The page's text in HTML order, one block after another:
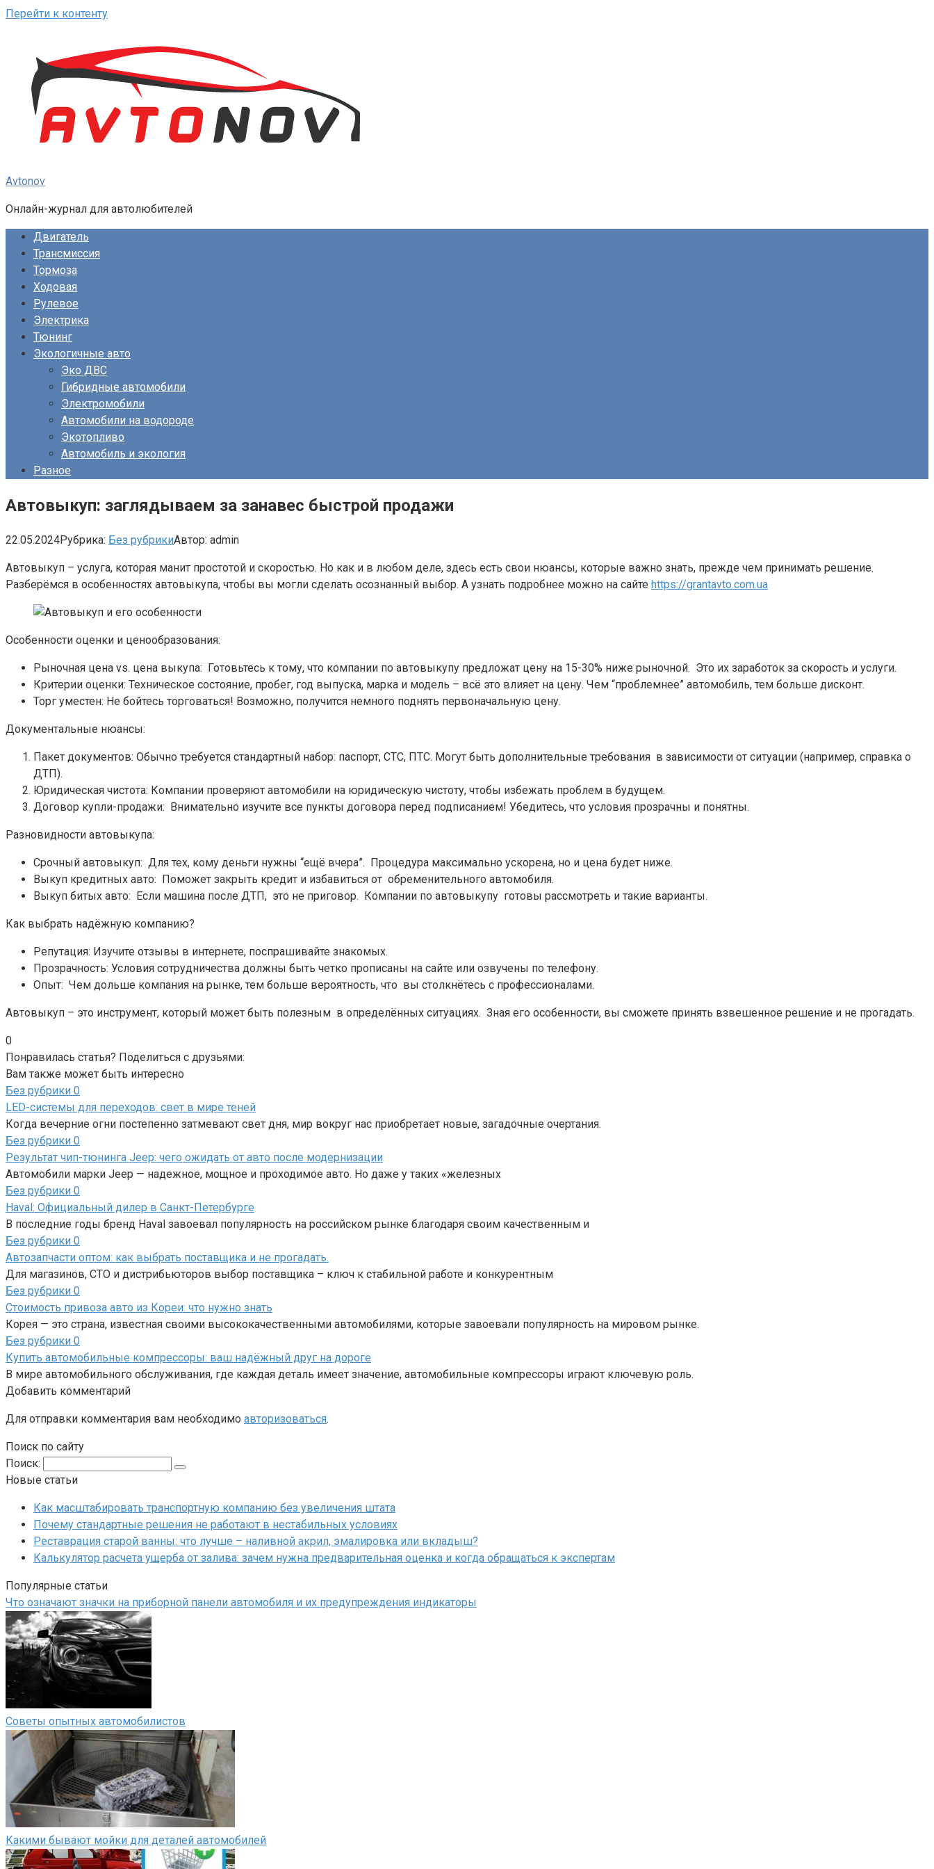
Перейти к контенту
Avtonov
Онлайн-журнал для автолюбителей
Двигатель
Трансмиссия
Тормоза
Ходовая
Рулевое
Электрика
Тюнинг
Экологичные авто
Эко ДВС
Гибридные автомобили
Электромобили
Автомобили на водороде
Экотопливо
Автомобиль и экология
Разное
Автовыкуп: заглядываем за занавес быстрой продажи
22.05.2024Рубрика: Без рубрикиАвтор: admin
Автовыкуп – услуга, которая манит простотой и скоростью. Но как и в любом деле, здесь есть свои нюансы, которые важно знать, прежде чем принимать решение.
Разберёмся в особенностях автовыкупа, чтобы вы могли сделать осознанный выбор. А узнать подробнее можно на сайте https://grantavto.com.ua
Особенности оценки и ценообразования:
Рыночная цена vs. цена выкупа: Готовьтесь к тому, что компании по автовыкупу предложат цену на 15-30% ниже рыночной. Это их заработок за скорость и услуги.
Критерии оценки: Техническое состояние, пробег, год выпуска, марка и модель – всё это влияет на цену. Чем “проблемнее” автомобиль, тем больше дисконт.
Торг уместен: Не бойтесь торговаться! Возможно, получится немного поднять первоначальную цену.
Документальные нюансы:
Пакет документов: Обычно требуется стандартный набор: паспорт, СТС, ПТС. Могут быть дополнительные требования в зависимости от ситуации (например, справка о
ДТП).
Юридическая чистота: Компании проверяют автомобили на юридическую чистоту, чтобы избежать проблем в будущем.
Договор купли-продажи: Внимательно изучите все пункты договора перед подписанием! Убедитесь, что условия прозрачны и понятны.
Разновидности автовыкупа:
Срочный автовыкуп: Для тех, кому деньги нужны “ещё вчера”. Процедура максимально ускорена, но и цена будет ниже.
Выкуп кредитных авто: Поможет закрыть кредит и избавиться от обременительного автомобиля.
Выкуп битых авто: Если машина после ДТП, это не приговор. Компании по автовыкупу готовы рассмотреть и такие варианты.
Как выбрать надёжную компанию?
Репутация: Изучите отзывы в интернете, поспрашивайте знакомых.
Прозрачность: Условия сотрудничества должны быть четко прописаны на сайте или озвучены по телефону.
Опыт: Чем дольше компания на рынке, тем больше вероятность, что вы столкнётесь с профессионалами.
Автовыкуп – это инструмент, который может быть полезным в определённых ситуациях. Зная его особенности, вы сможете принять взвешенное решение и не прогадать.
0
Понравилась статья? Поделиться с друзьями:
Вам также может быть интересно
Без рубрики 0
LED-системы для переходов: свет в мире теней
Когда вечерние огни постепенно затмевают свет дня, мир вокруг нас приобретает новые, загадочные очертания.
Без рубрики 0
Результат чип-тюнинга Jeep: чего ожидать от авто после модернизации
Автомобили марки Jeep — надежное, мощное и проходимое авто. Но даже у таких «железных
Без рубрики 0
Haval: Официальный дилер в Санкт-Петербурге
В последние годы бренд Haval завоевал популярность на российском рынке благодаря своим качественным и
Без рубрики 0
Автозапчасти оптом: как выбрать поставщика и не прогадать.
Для магазинов, СТО и дистрибьюторов выбор поставщика – ключ к стабильной работе и конкурентным
Без рубрики 0
Стоимость привоза авто из Кореи: что нужно знать
Корея — это страна, известная своими высококачественными автомобилями, которые завоевали популярность на мировом рынке.
Без рубрики 0
Купить автомобильные компрессоры: ваш надёжный друг на дороге
В мире автомобильного обслуживания, где каждая деталь имеет значение, автомобильные компрессоры играют ключевую роль.
Добавить комментарий
Для отправки комментария вам необходимо авторизоваться.
Поиск по сайту
Поиск:
Новые статьи
Как масштабировать транспортную компанию без увеличения штата
Почему стандартные решения не работают в нестабильных условиях
Реставрация старой ванны: что лучше – наливной акрил, эмалировка или вкладыш?
Калькулятор расчета ущерба от залива: зачем нужна предварительная оценка и когда обращаться к экспертам
Популярные статьи
Что означают значки на приборной панели автомобиля и их предупреждения индикаторы
Советы опытных автомобилистов
Какими бывают мойки для деталей автомобилей